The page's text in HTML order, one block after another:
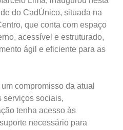
do CadÚnico, situada na
que conta com espaço
acessível e estruturado,
ágil e eficiente para as
compromisso da atual
serviços sociais,
tenha acesso às
necessário para